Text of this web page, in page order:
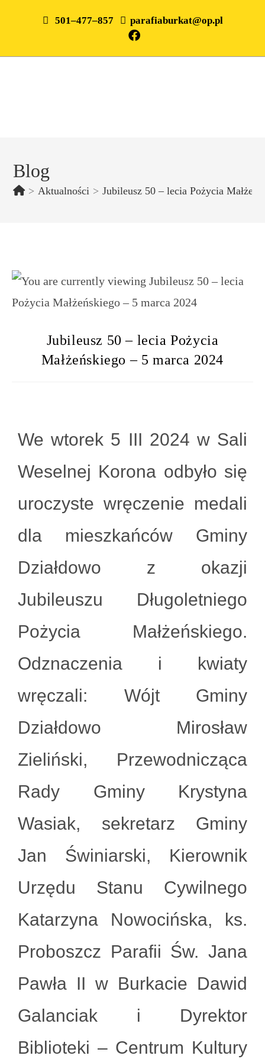
501–477–857 parafiaburkat@op.pl
Blog
> Aktualności > Jubileusz 50 – lecia Pożycia
Jubileusz 50 – lecia Pożycia
Małżeńskiego – 5 marca 2024
We wtorek 5 III 2024 w Sali
Weselnej Korona odbyło się
uroczyste wręczenie medali
dla mieszkańców Gminy
Działdowo z okazji
Jubileuszu Długoletniego
Pożycia Małżeńskiego.
Odznaczenia i kwiaty
wręczali: Wójt Gminy
Działdowo Mirosław
Zieliński, Przewodnicząca
Rady Gminy Krystyna
Wasiak, sekretarz Gminy
Jan Świniarski, Kierownik
Urzędu Stanu Cywilnego
Katarzyna Nowocińska, ks.
Proboszcz Parafii Św. Jana
Pawła II w Burkacie Dawid
Galanciak i Dyrektor
Biblioteki – Centrum Kultury